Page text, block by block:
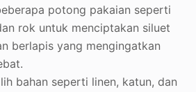
potong pakaian seperti
rok untuk menciptakan siluet
berlapis yang mengingatkan
.
bahan seperti linen, katun, dan